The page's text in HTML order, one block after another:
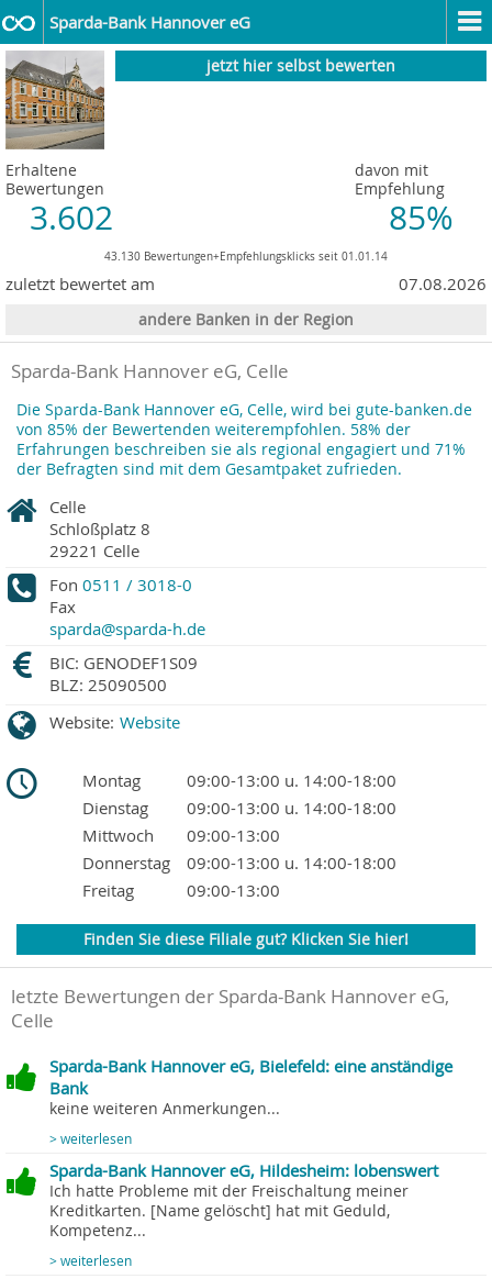
Sparda-Bank Hannover eG
jetzt hier selbst bewerten
Erhaltene
Bewertungen
3.602
davon mit
Empfehlung
85%
43.130 Bewertungen+Empfehlungsklicks seit 01.01.14
zuletzt bewertet am 07.08.2026
andere Banken in der Region
Sparda-Bank Hannover eG, Celle
Die Sparda-Bank Hannover eG, Celle, wird bei gute-banken.de
von 85% der Bewertenden weiterempfohlen. 58% der
Erfahrungen beschreiben sie als regional engagiert und 71%
der Befragten sind mit dem Gesamtpaket zufrieden.
Celle
Schloßplatz 8
29221 Celle
Fon 0511 / 3018-0
Fax
sparda@sparda-h.de
BIC: GENODEF1S09
BLZ: 25090500
Website: Website
Montag
09:00-13:00 u. 14:00-18:00
Dienstag
09:00-13:00 u. 14:00-18:00
Mittwoch
09:00-13:00
Donnerstag
09:00-13:00 u. 14:00-18:00
Freitag
09:00-13:00
Finden Sie diese Filiale gut? Klicken Sie hier!
letzte Bewertungen der Sparda-Bank Hannover eG,
Celle
Sparda-Bank Hannover eG, Bielefeld: eine anständige
Bank
keine weiteren Anmerkungen...
> weiterlesen
Sparda-Bank Hannover eG, Hildesheim: lobenswert
Ich hatte Probleme mit der Freischaltung meiner
Kreditkarten. [Name gelöscht] hat mit Geduld,
Kompetenz...
> weiterlesen